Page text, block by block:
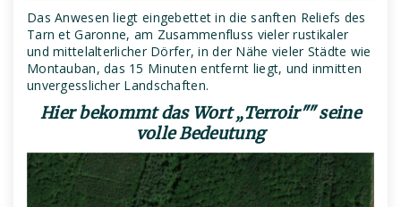
Das Anwesen liegt eingebettet in die sanften Reliefs des
Tarn et Garonne, am Zusammenfluss vieler rustikaler
und mittelalterlicher Dörfer, in der Nähe vieler Städte wie
Montauban, das 15 Minuten entfernt liegt, und inmitten
unvergesslicher Landschaften.
Hier bekommt das Wort „Terroir"" seine
volle Bedeutung